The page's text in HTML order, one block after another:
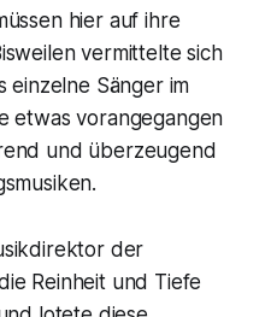
hier auf ihre
vermittelte sich
einzelne Sänger im
etwas vorangegangen
und überzeugend
der
Reinheit und Tiefe